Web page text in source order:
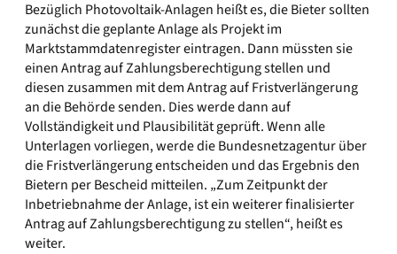
Bezüglich Photovoltaik-Anlagen heißt es, die Bieter sollten
zunächst die geplante Anlage als Projekt im
Marktstammdatenregister eintragen. Dann müssten sie
einen Antrag auf Zahlungsberechtigung stellen und
diesen zusammen mit dem Antrag auf Fristverlängerung
an die Behörde senden. Dies werde dann auf
Vollständigkeit und Plausibilität geprüft. Wenn alle
Unterlagen vorliegen, werde die Bundesnetzagentur über
die Fristverlängerung entscheiden und das Ergebnis den
Bietern per Bescheid mitteilen. „Zum Zeitpunkt der
Inbetriebnahme der Anlage, ist ein weiterer finalisierter
Antrag auf Zahlungsberechtigung zu stellen“, heißt es
weiter.